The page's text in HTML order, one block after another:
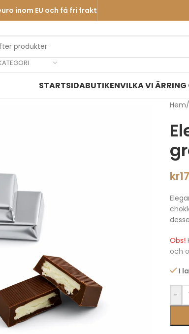
inom EU och få fri frakt
STARTSIDABUTIKENVILKA VI ÄRRING
Hem/
kr
Obs!
och
I
-